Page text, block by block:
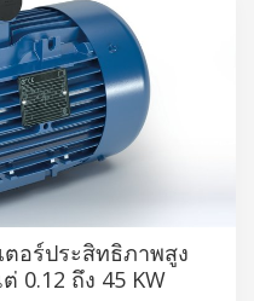
ตอร์ประสิทธิภาพสูง
0.12 ถึง 45 KW